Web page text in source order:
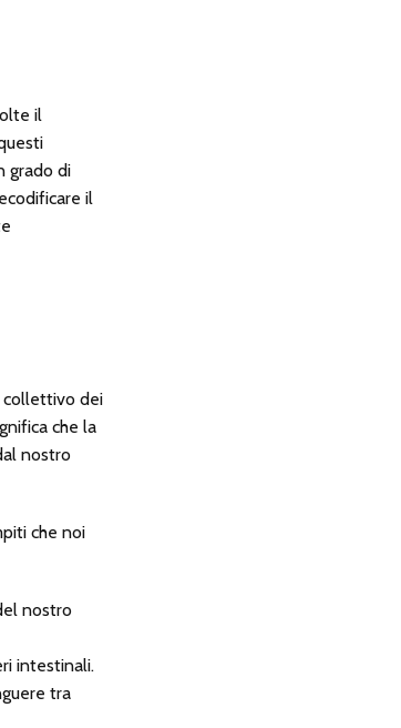
il
grado di
il
collettivo dei
che la
nostro
che noi
nostro
intestinali.
tra